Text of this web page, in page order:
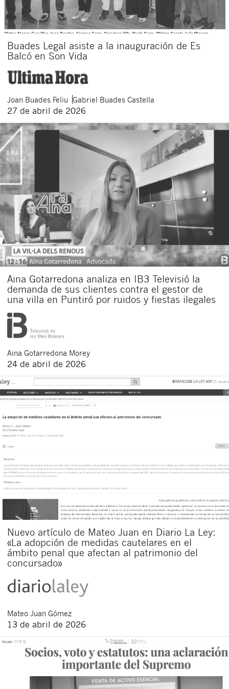
Buades Legal asiste a la inauguración de Es
Balcó en Son Vida
Joan Buades Feliu Gabriel Buades Castella
27 de abril de 2026
Aina Gotarredona analiza en IB3 Televisió la
demanda de sus clientes contra el gestor de
una villa en Puntiró por ruidos y fiestas ilegales
Aina Gotarredona Morey
24 de abril de 2026
Nuevo artículo de Mateo Juan en Diario La Ley:
«La adopción de medidas cautelares en el
ámbito penal que afectan al patrimonio del
concursado»
Mateo Juan Gómez
13 de abril de 2026